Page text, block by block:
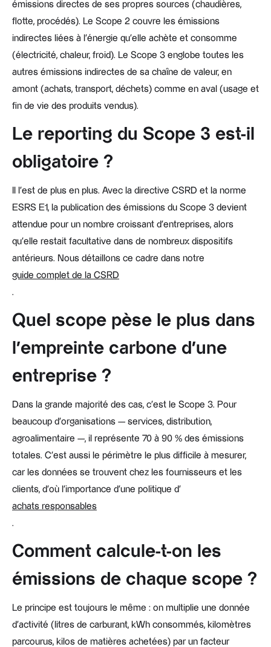
émissions directes de ses propres sources (chaudières,
flotte, procédés). Le Scope 2 couvre les émissions
indirectes liées à l'énergie qu'elle achète et consomme
(électricité, chaleur, froid). Le Scope 3 englobe toutes les
autres émissions indirectes de sa chaîne de valeur, en
amont (achats, transport, déchets) comme en aval (usage et
fin de vie des produits vendus).
Le reporting du Scope 3 est-il
obligatoire ?
Il l'est de plus en plus. Avec la directive CSRD et la norme
ESRS E1, la publication des émissions du Scope 3 devient
attendue pour un nombre croissant d'entreprises, alors
qu'elle restait facultative dans de nombreux dispositifs
antérieurs. Nous détaillons ce cadre dans notre
guide complet de la CSRD
.
Quel scope pèse le plus dans
l'empreinte carbone d'une
entreprise ?
Dans la grande majorité des cas, c'est le Scope 3. Pour
beaucoup d'organisations — services, distribution,
agroalimentaire —, il représente 70 à 90 % des émissions
totales. C'est aussi le périmètre le plus difficile à mesurer,
car les données se trouvent chez les fournisseurs et les
clients, d'où l'importance d'une politique d'
achats responsables
.
Comment calcule-t-on les
émissions de chaque scope ?
Le principe est toujours le même : on multiplie une donnée
d'activité (litres de carburant, kWh consommés, kilomètres
parcourus, kilos de matières achetées) par un facteur